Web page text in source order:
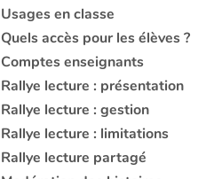
Usages en classe
Quels accès pour les élèves ?
Comptes enseignants
Rallye lecture : présentation
Rallye lecture : gestion
Rallye lecture : limitations
Rallye lecture partagé